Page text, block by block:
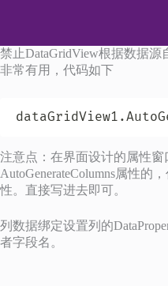
禁止DataGridView根据数据
非常有用，代码如下
dataGridView1 .
注意点：在界面设计的属性窗
AutoGenerateColumns属性的
性。直接写进去即可。
列数据绑定设置列的
者字段名。